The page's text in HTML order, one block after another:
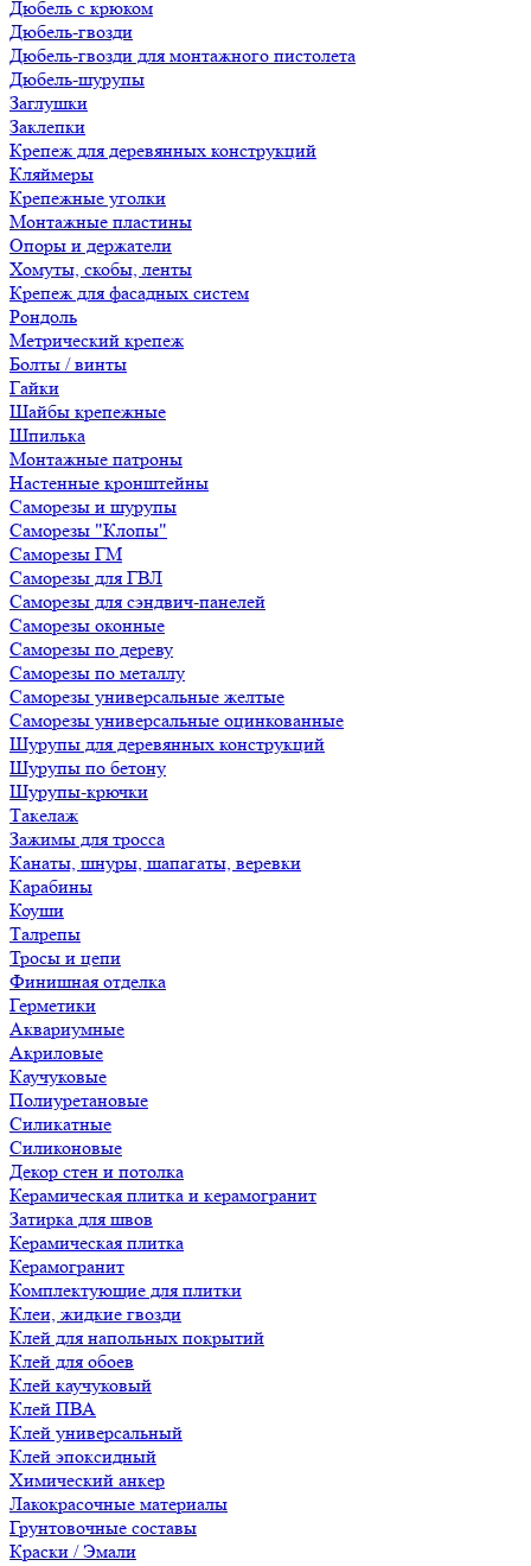
Дюбель с крюком
Дюбель-гвозди
Дюбель-гвозди для монтажного пистолета
Дюбель-шурупы
Заглушки
Заклепки
Крепеж для деревянных конструкций
Кляймеры
Крепежные уголки
Монтажные пластины
Опоры и держатели
Хомуты, скобы, ленты
Крепеж для фасадных систем
Рондоль
Метрический крепеж
Болты / винты
Гайки
Шайбы крепежные
Шпилька
Монтажные патроны
Настенные кронштейны
Саморезы и шурупы
Саморезы "Клопы"
Саморезы ГМ
Саморезы для ГВЛ
Саморезы для сэндвич-панелей
Саморезы оконные
Саморезы по дереву
Саморезы по металлу
Саморезы универсальные желтые
Саморезы универсальные оцинкованные
Шурупы для деревянных конструкций
Шурупы по бетону
Шурупы-крючки
Такелаж
Зажимы для тросса
Канаты, шнуры, шапагаты, веревки
Карабины
Коуши
Талрепы
Тросы и цепи
Финишная отделка
Герметики
Аквариумные
Акриловые
Каучуковые
Полиуретановые
Силикатные
Силиконовые
Декор стен и потолка
Керамическая плитка и керамогранит
Затирка для швов
Керамическая плитка
Керамогранит
Комплектующие для плитки
Клеи, жидкие гвозди
Клей для напольных покрытий
Клей для обоев
Клей каучуковый
Клей ПВА
Клей универсальный
Клей эпоксидный
Химический анкер
Лакокрасочные материалы
Грунтовочные составы
Краски / Эмали